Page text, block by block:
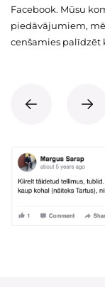
Facebook. Mūsu
piedāvājumiem,
cenšamies palīdzēt